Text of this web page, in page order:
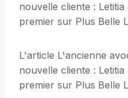
nouvelle cliente :
premier sur Plus Belle
L'article L'ancienne
nouvelle cliente :
premier sur Plus Belle